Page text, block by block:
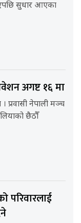
सुधार आएका
अगष्ट १६ मा
। प्रवासी नेपाली मञ्च
छैठौँ
परिवारलाई